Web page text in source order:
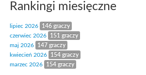
Rankingi miesięczne
lipiec 2026
146 graczy
czerwiec 2026
151 graczy
maj 2026
147 graczy
kwiecień 2026
154 graczy
marzec 2026
154 graczy